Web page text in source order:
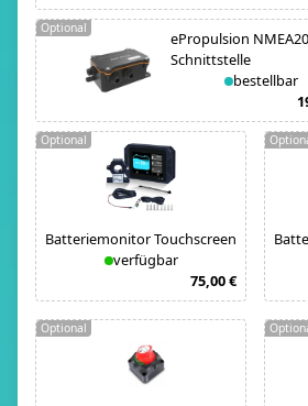
ePropulsion
Schnittstelle
bestellbar
Optional
Batteriemonitor Touchscreen
verfügbar
75,00 €
Optional
Optional